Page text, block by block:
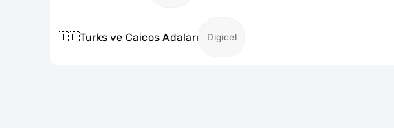
🇹🇨Turks ve Caicos Adaları Digicel